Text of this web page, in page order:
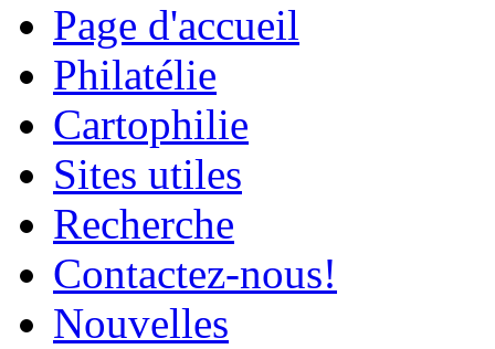
Page d'accueil
Philatélie
Cartophilie
Sites utiles
Recherche
Contactez-nous!
Nouvelles